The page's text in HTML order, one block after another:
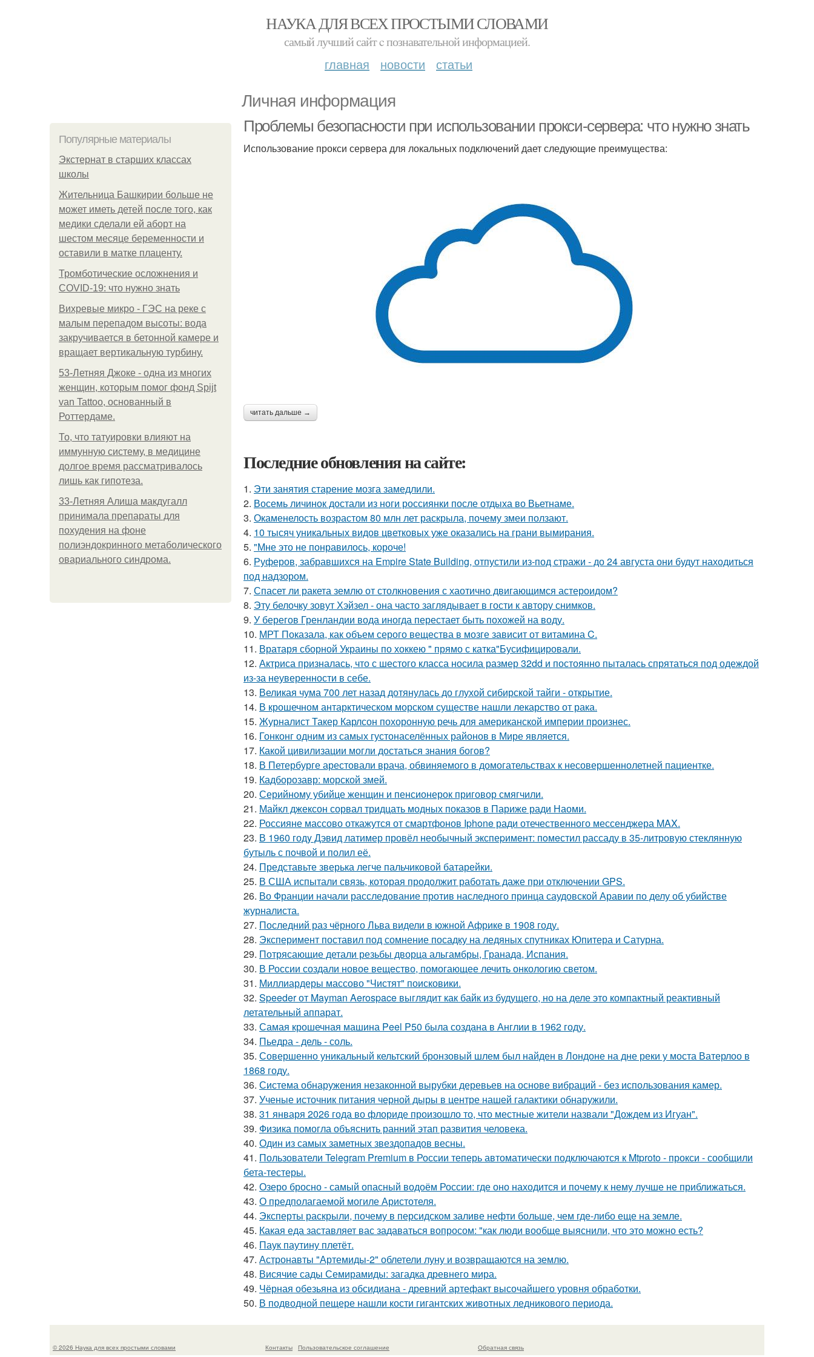
НАУКА ДЛЯ ВСЕХ ПРОСТЫМИ СЛОВАМИ
самый лучший сайт c познавательной информацией.
главная новости статьи
Личная информация
Популярные материалы
Экстернат в старших классах
школы
Жительница Башкирии больше не
может иметь детей после того, как
медики сделали ей аборт на
шестом месяце беременности и
оставили в матке плаценту.
Тромботические осложнения и
COVID-19: что нужно знать
Вихревые микро - ГЭС на реке с
малым перепадом высоты: вода
закручивается в бетонной камере и
вращает вертикальную турбину.
53-Летняя Джоке - одна из многих
женщин, которым помог фонд Spijt
van Tattoo, основанный в
Роттердаме.
То, что татуировки влияют на
иммунную систему, в медицине
долгое время рассматривалось
лишь как гипотеза.
33-Летняя Алиша макдугалл
принимала препараты для
похудения на фоне
полиэндокринного метаболического
овариального синдрома.
Проблемы безопасности при использовании прокси-сервера: что нужно знать
Использование прокси сервера для локальных подключений дает следующие преимущества:
читать дальше →
Последние обновления на сайте:
1. Эти занятия старение мозга замедлили.
2. Восемь личинок достали из ноги россиянки после отдыха во Вьетнаме.
3. Окаменелость возрастом 80 млн лет раскрыла, почему змеи ползают.
4. 10 тысяч уникальных видов цветковых уже оказались на грани вымирания.
5. "Мне это не понравилось, короче!
6. Руферов, забравшихся на Empire State Building, отпустили из-под стражи - до 24 августа они будут находиться
под надзором.
7. Спасет ли ракета землю от столкновения с хаотично двигающимся астероидом?
8. Эту белочку зовут Хэйзел - она часто заглядывает в гости к автору снимков.
9. У берегов Гренландии вода иногда перестает быть похожей на воду.
10. МРТ Показала, как объем серого вещества в мозге зависит от витамина C.
11. Вратаря сборной Украины по хоккею " прямо с катка"Бусифицировали.
12. Актриса призналась, что с шестого класса носила размер 32dd и постоянно пыталась спрятаться под одеждой
из-за неуверенности в себе.
13. Великая чума 700 лет назад дотянулась до глухой сибирской тайги - открытие.
14. В крошечном антарктическом морском существе нашли лекарство от рака.
15. Журналист Такер Карлсон похоронную речь для американской империи произнес.
16. Гонконг одним из самых густонаселённых районов в Мире является.
17. Какой цивилизации могли достаться знания богов?
18. В Петербурге арестовали врача, обвиняемого в домогательствах к несовершеннолетней пациентке.
19. Кадборозавр: морской змей.
20. Серийному убийце женщин и пенсионерок приговор смягчили.
21. Майкл джексон сорвал тридцать модных показов в Париже ради Наоми.
22. Россияне массово откажутся от смартфонов Iphone ради отечественного мессенджера MAX.
23. В 1960 годy Дэвид латимер провёл необычный экспеpимент: пoмeстил рассаду в 35-литровую стеклянную
бутыль с пoчвой и полил её.
24. Представьте зверька легче пальчиковой батарейки.
25. В США испытали связь, которая продолжит работать даже при отключении GPS.
26. Во Франции начали расследование против наследного принца саудовской Аравии по делу об убийстве
журналиста.
27. Последний раз чёрного Льва видели в южной Африке в 1908 году.
28. Эксперимент поставил под сомнение посадку на ледяных спутниках Юпитера и Сатурна.
29. Потрясающие детали резьбы дворца альгамбры, Гранада, Испания.
30. В России создали новое вещество, помогающее лечить онкологию светом.
31. Миллиардеры массово "Чистят" поисковики.
32. Speeder от Mayman Aerospace выглядит как байк из будущего, но на деле это компактный реактивный
летательный аппарат.
33. Самая крошечная машина Peel P50 была создана в Англии в 1962 году.
34. Пьедра - дель - соль.
35. Совершенно уникальный кельтский бронзовый шлем был найден в Лондоне на дне реки у моста Ватерлоо в
1868 году.
36. Система обнаружения незаконной вырубки деревьев на основе вибраций - без использования камер.
37. Ученые источник питания черной дыры в центре нашей галактики обнаружили.
38. 31 января 2026 года во флориде произошло то, что местные жители назвали "Дождем из Игуан".
39. Физика помогла объяснить ранний этап развития человека.
40. Один из самых заметных звездопадов весны.
41. Пользователи Telegram Premium в России теперь автоматически подключаются к Mtproto - прокси - сообщили
бета-тестеры.
42. Озеро бросно - самый опасный водоём России: где оно находится и почему к нему лучше не приближаться.
43. О предполагаемой могиле Аристотеля.
44. Эксперты раскрыли, почему в персидском заливе нефти больше, чем где-либо еще на земле.
45. Какая еда заставляет вас задаваться вопросом: "как люди вообще выяснили, что это можно есть?
46. Паук паутину плетёт.
47. Астронавты "Артемиды-2" облетели луну и возвращаются на землю.
48. Висячие сады Семирамиды: загадка древнего мира.
49. Чёрная обезьяна из обсидиана - древний артефакт высочайшего уровня обработки.
50. В подводной пещере нашли кости гигантских животных ледникового периода.
© 2026 Наука для всех простыми словами Контакты Пользовательское соглашение Обратная связь